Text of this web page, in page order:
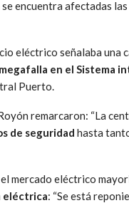
encuentra afectadas
eléctrico señalaba una
megafalla en el Sistema
Puerto.
remarcaron: “La
de seguridadhasta
mercado eléctrico
eléctrica: “Se está